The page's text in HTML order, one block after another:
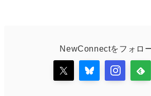
NewConnectをフォロ